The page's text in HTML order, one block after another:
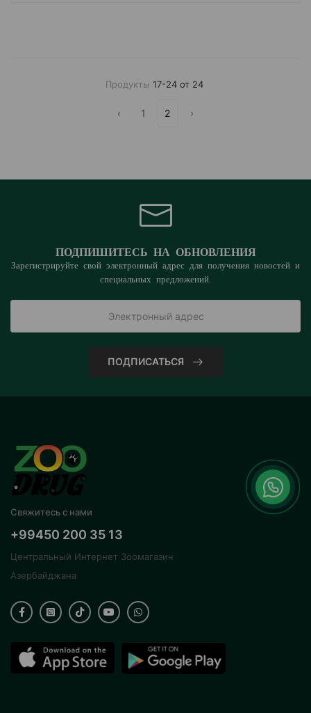
Продукты 17-24 от 24
‹ 1 2 ›
ПОДПИШИТЕСЬ НА ОБНОВЛЕНИЯ
Зарегистрируйте свой электронный адрес для получения новостей и
специальных предложений.
ПОДПИСАТЬСЯ
Свяжитесь с нами
+99450 200 35 13
Центральный Интернет Зоомагазин
Азербайджана